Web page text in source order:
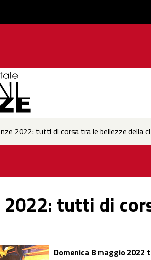
2022: tutti di corsa tra le bellezze della
2022: tutti di
Domenica 8 maggio 2022